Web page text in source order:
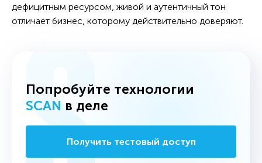
дефицитным ресурсом, живой и аутентичный тон
отличает бизнес, которому действительно доверяют.
Попробуйте технологии
SCAN в деле
Получить тестовый доступ